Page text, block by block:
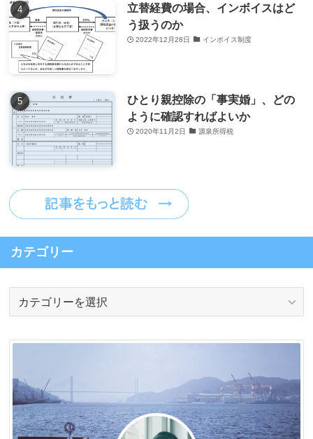
立替経費の場合、インボイスはど
う扱うのか
2022年12月28日 インボイス制度
ひとり親控除の「事実婚」、どの
ように確認すればよいか
2020年11月2日 源泉所得税
カテゴリー
リ